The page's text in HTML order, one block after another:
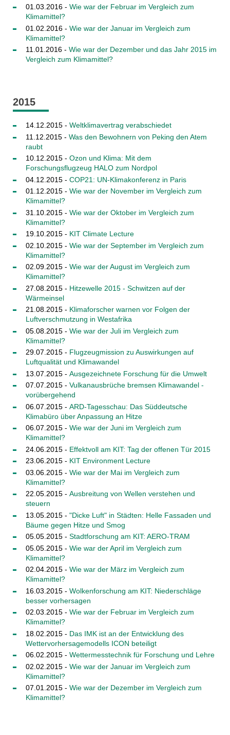
01.03.2016 - Wie war der Februar im Vergleich zum
Klimamittel?
01.02.2016 - Wie war der Januar im Vergleich zum
Klimamittel?
11.01.2016 - Wie war der Dezember und das Jahr 2015 im
Vergleich zum Klimamittel?
2015
14.12.2015 - Weltklimavertrag verabschiedet
11.12.2015 - Was den Bewohnern von Peking den Atem
raubt
10.12.2015 - Ozon und Klima: Mit dem
Forschungsflugzeug HALO zum Nordpol
04.12.2015 - COP21: UN-Klimakonferenz in Paris
01.12.2015 - Wie war der November im Vergleich zum
Klimamittel?
31.10.2015 - Wie war der Oktober im Vergleich zum
Klimamittel?
19.10.2015 - KIT Climate Lecture
02.10.2015 - Wie war der September im Vergleich zum
Klimamittel?
02.09.2015 - Wie war der August im Vergleich zum
Klimamittel?
27.08.2015 - Hitzewelle 2015 - Schwitzen auf der
Wärmeinsel
21.08.2015 - Klimaforscher warnen vor Folgen der
Luftverschmutzung in Westafrika
05.08.2015 - Wie war der Juli im Vergleich zum
Klimamittel?
29.07.2015 - Flugzeugmission zu Auswirkungen auf
Luftqualität und Klimawandel
13.07.2015 - Ausgezeichnete Forschung für die Umwelt
07.07.2015 - Vulkanausbrüche bremsen Klimawandel -
vorübergehend
06.07.2015 - ARD-Tagesschau: Das Süddeutsche
Klimabüro über Anpassung an Hitze
06.07.2015 - Wie war der Juni im Vergleich zum
Klimamittel?
24.06.2015 - Effektvoll am KIT: Tag der offenen Tür 2015
23.06.2015 - KIT Environment Lecture
03.06.2015 - Wie war der Mai im Vergleich zum
Klimamittel?
22.05.2015 - Ausbreitung von Wellen verstehen und
steuern
13.05.2015 - "Dicke Luft" in Städten: Helle Fassaden und
Bäume gegen Hitze und Smog
05.05.2015 - Stadtforschung am KIT: AERO-TRAM
05.05.2015 - Wie war der April im Vergleich zum
Klimamittel?
02.04.2015 - Wie war der März im Vergleich zum
Klimamittel?
16.03.2015 - Wolkenforschung am KIT: Niederschläge
besser vorhersagen
02.03.2015 - Wie war der Februar im Vergleich zum
Klimamittel?
18.02.2015 - Das IMK ist an der Entwicklung des
Wettervorhersagemodells ICON beteiligt
06.02.2015 - Wettermesstechnik für Forschung und Lehre
02.02.2015 - Wie war der Januar im Vergleich zum
Klimamittel?
07.01.2015 - Wie war der Dezember im Vergleich zum
Klimamittel?